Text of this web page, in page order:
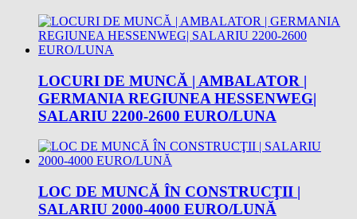
LOCURI DE MUNCĂ | AMBALATOR |
GERMANIA REGIUNEA HESSENWEG|
SALARIU 2200-2600 EURO/LUNA
LOC DE MUNCĂ ÎN CONSTRUCŢII |
SALARIU 2000-4000 EURO/LUNĂ